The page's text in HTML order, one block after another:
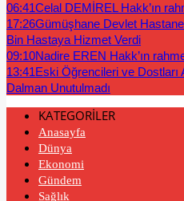
06:41Celal DEMİREL Hakk’ın
17:26Gümüşhane Devlet
Bin Hastaya Hizmet Verdi
09:10Nadire EREN Hakk’ın
13:41Eski Öğrencileri ve Dostları
Dalman Unutulmadı
KATEGORİLER
Anasayfa
Dünya
Ekonomi
Gündem
Sağlık